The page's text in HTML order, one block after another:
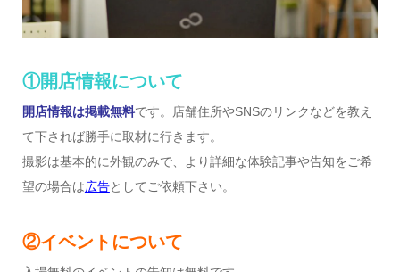
①開店情報について
開店情報は掲載無料です。店舗住所やSNSのリンクなどを教え
て下されば勝手に取材に行きます。
撮影は基本的に外観のみで、より詳細な体験記事や告知をご希
望の場合は広告としてご依頼下さい。
②イベントについて